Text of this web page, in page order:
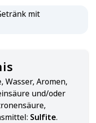
mit
Wasser, Aromen,
und/oder
Sulfite.